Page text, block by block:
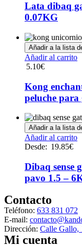
la
Lata dibaq
0.07KG
Añadir a la lista
Añadir al carrito
5.10€
Kong
peluche para
Añadir a la lista
Añadir al carrito
Desde: 19.85€
Dibaq sense
pavo 1.5 –
Contacto
Teléfono: 633 831 072
E-mail:
Dirección: Calle Gallo,
Mi cuenta